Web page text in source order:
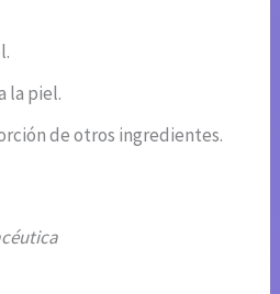
la piel.
de otros ingredientes.